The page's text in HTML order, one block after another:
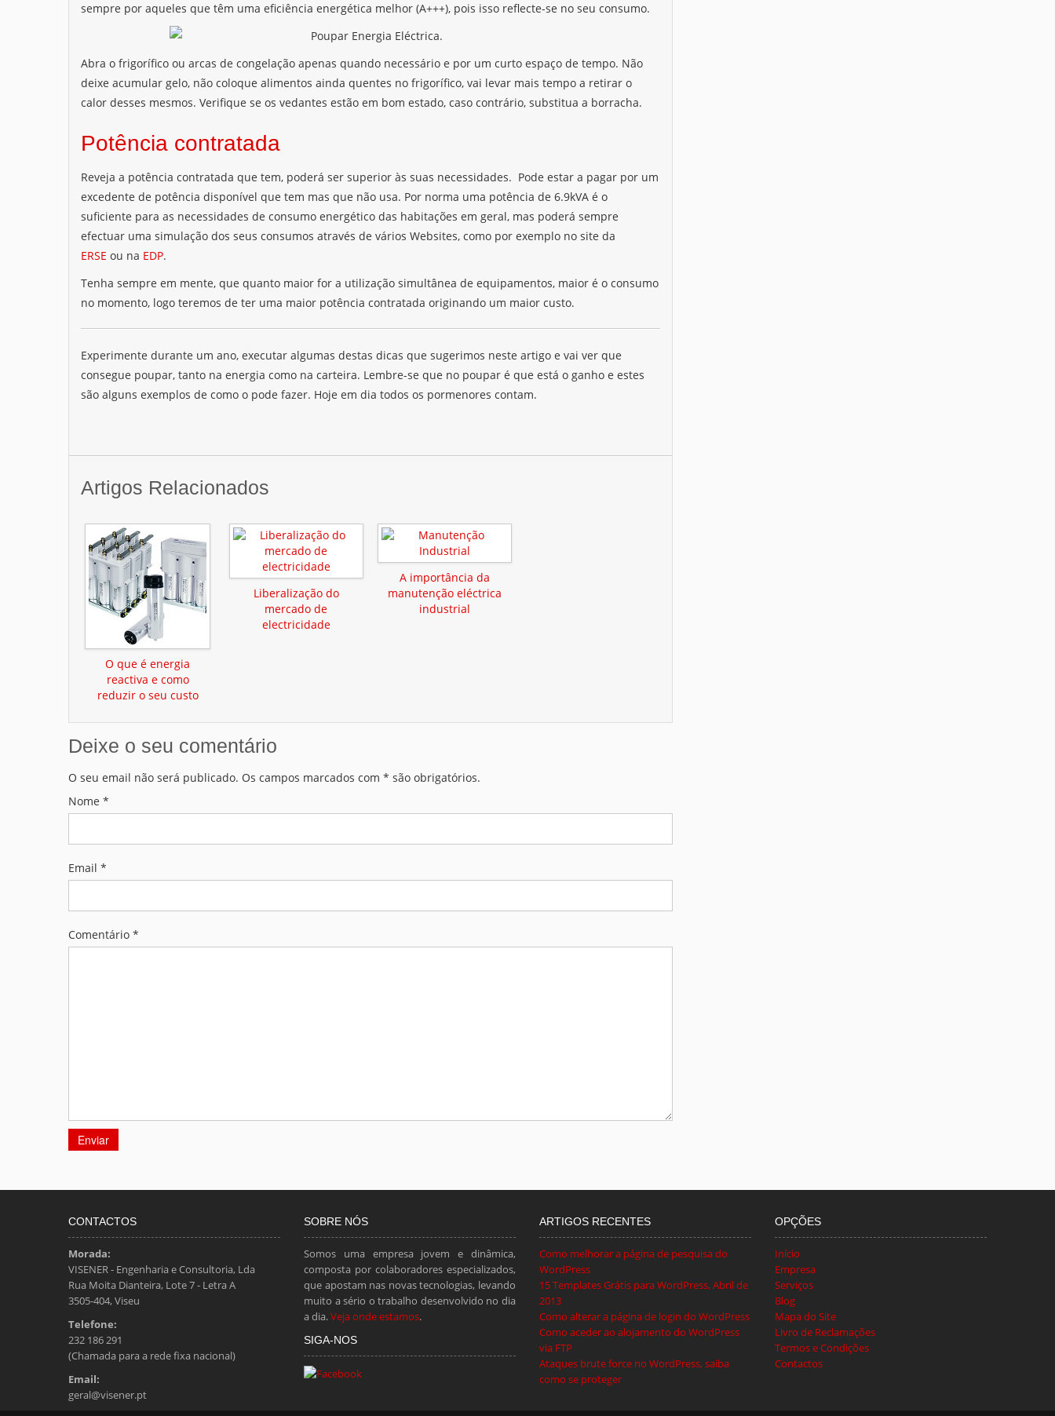
sempre por aqueles que têm uma eficiência energética melhor (A+++), pois isso reflecte-se no seu consumo.
Abra o frigorífico ou arcas de congelação apenas quando necessário e por um curto espaço de tempo. Não
deixe acumular gelo, não coloque alimentos ainda quentes no frigorífico, vai levar mais tempo a retirar o
calor desses mesmos. Verifique se os vedantes estão em bom estado, caso contrário, substitua a borracha.
Potência contratada
Reveja a potência contratada que tem, poderá ser superior às suas necessidades. Pode estar a pagar por um
excedente de potência disponível que tem mas que não usa. Por norma uma potência de 6.9kVA é o
suficiente para as necessidades de consumo energético das habitações em geral, mas poderá sempre
efectuar uma simulação dos seus consumos através de vários Websites, como por exemplo no site da
ERSE ou na EDP.
Tenha sempre em mente, que quanto maior for a utilização simultânea de equipamentos, maior é o consumo
no momento, logo teremos de ter uma maior potência contratada originando um maior custo.
Experimente durante um ano, executar algumas destas dicas que sugerimos neste artigo e vai ver que
consegue poupar, tanto na energia como na carteira. Lembre-se que no poupar é que está o ganho e estes
são alguns exemplos de como o pode fazer. Hoje em dia todos os pormenores contam.
Artigos Relacionados
O que é energia
reactiva e como
reduzir o seu custo
Liberalização do
mercado de
electricidade
A importância da
manutenção eléctrica
industrial
Deixe o seu comentário
O seu email não será publicado. Os campos marcados com * são obrigatórios.
Nome *
Email *
Comentário *
CONTACTOS
Morada:
VISENER - Engenharia e Consultoria, Lda
Rua Moita Dianteira, Lote 7 - Letra A
3505-404, Viseu
Telefone:
232 186 291
(Chamada para a rede fixa nacional)
Email:
geral@visener.pt
SOBRE NÓS
Somos uma empresa jovem e dinâmica,
composta por colaboradores especializados,
que apostam nas novas tecnologias, levando
muito a sério o trabalho desenvolvido no dia
a dia.Veja onde estamos.
SIGA-NOS
ARTIGOS RECENTES
Como melhorar a página de pesquisa do
WordPress
15 Templates Grátis para WordPress, Abril de
2013
Como alterar a página de login do WordPress
Como aceder ao alojamento do WordPress
via FTP
Ataques brute force no WordPress, saiba
como se proteger
OPÇÕES
Início
Empresa
Serviços
Blog
Mapa do Site
Livro de Reclamações
Termos e Condições
Contactos